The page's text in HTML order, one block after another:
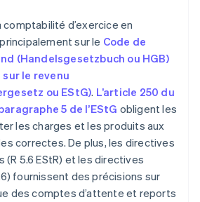
comptabilité d’exercice en
sur le Code de
(Handelsgesetzbuch ou HGB)
sur le revenu
ou EStG). L’article 250 du
5 de l’EStG obligent les
les charges et les produits aux
correctes. De plus, les directives
(R 5.6 EStR) et les directives
fournissent des précisions sur
des comptes d’attente et reports